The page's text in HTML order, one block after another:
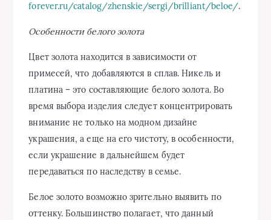
forever.ru/catalog/zhenskie/sergi/brilliant/beloe/.
Особенности белого золота
Цвет золота находится в зависимости от
примесей, что добавляются в сплав. Никель и
платина – это составляющие белого золота. Во
время выбора изделия следует концентрировать
внимание не только на модном дизайне
украшения, а еще на его чистоту, в особенности,
если украшение в дальнейшем будет
передаваться по наследству в семье.
Белое золото возможно зрительно выявить по
оттенку. Большинство полагает, что данный